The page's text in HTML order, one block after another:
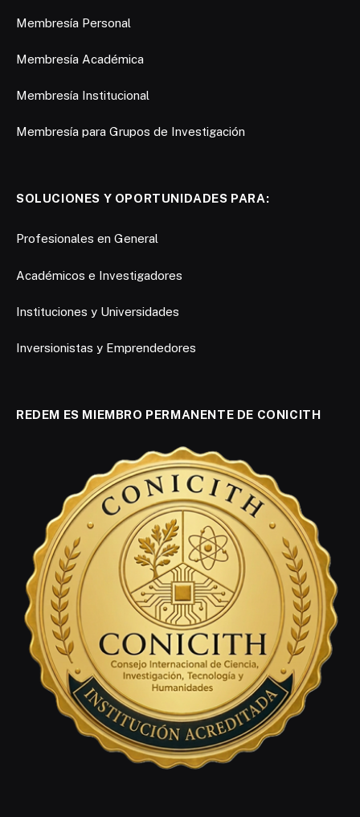
Membresía Personal
Membresía Académica
Membresía Institucional
Membresía para Grupos de Investigación
SOLUCIONES Y OPORTUNIDADES PARA:
Profesionales en General
Académicos e Investigadores
Instituciones y Universidades
Inversionistas y Emprendedores
REDEM ES MIEMBRO PERMANENTE DE CONICITH